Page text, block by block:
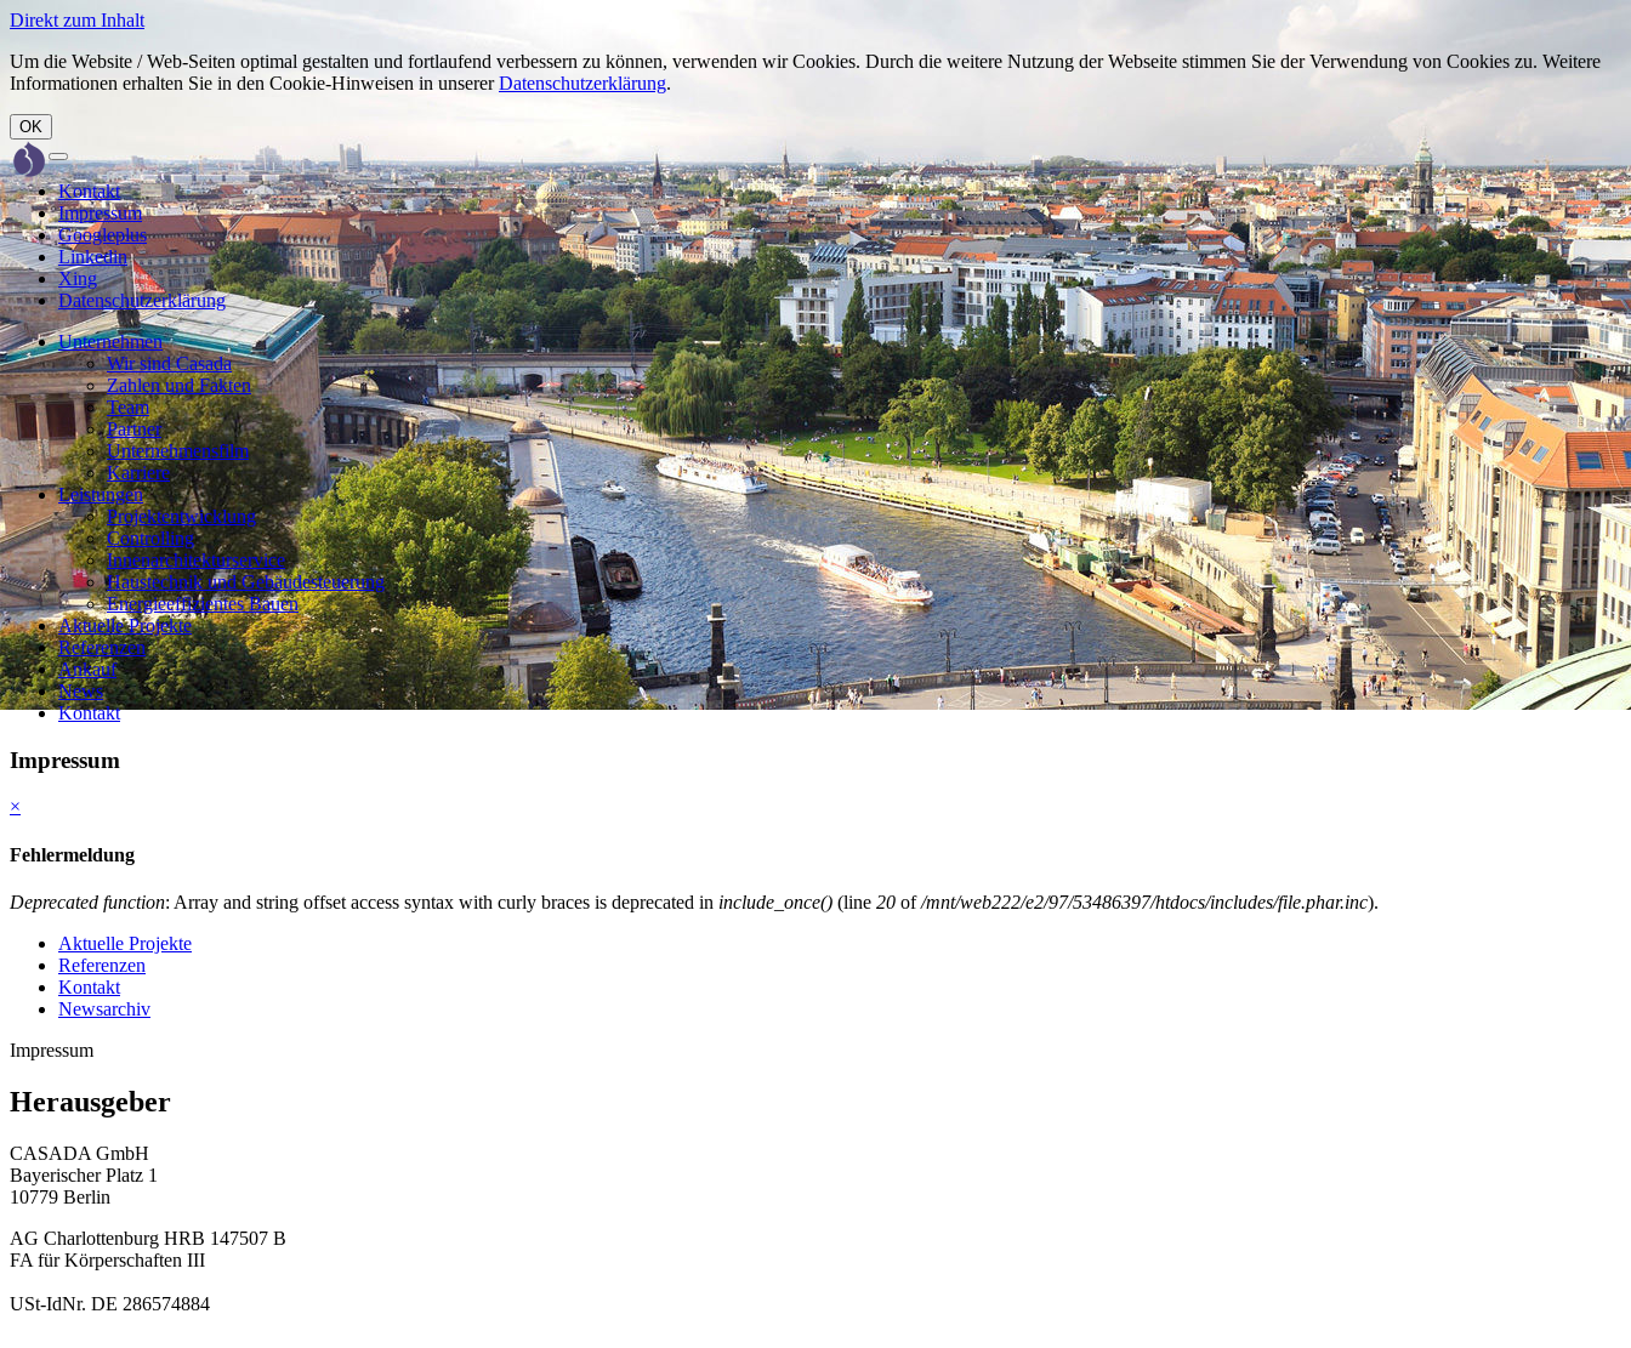
Direkt zum Inhalt
Um die Website / Web-Seiten optimal gestalten und fortlaufend verbessern zu können, verwenden wir Cookies. Durch die weitere Nutzung der Webseite stimmen Sie der Verwendung von Cookies zu. Weitere
Informationen erhalten Sie in den Cookie-Hinweisen in unsererDatenschutzerklärung.
OK
Toggle
navigation
Kontakt
Impressum
Googleplus
Linkedin
Xing
Datenschutzerklärung
Unternehmen
Wir sind Casada
Zahlen und Fakten
Team
Partner
Unternehmensfilm
Karriere
Leistungen
Projektentwicklung
Controlling
Innenarchitekturservice
Haustechnik und Gebäudesteuerung
Energieeffizientes Bauen
Aktuelle Projekte
Referenzen
Ankauf
News
Kontakt
Impressum
×
Fehlermeldung
Deprecated function: Array and string offset access syntax with curly braces is deprecated in include_once() (line 20 of/mnt/web222/e2/97/53486397/htdocs/includes/file.phar.inc).
Aktuelle Projekte
Referenzen
Kontakt
Newsarchiv
Impressum
Herausgeber
CASADA GmbH
Bayerischer Platz 1
10779 Berlin
AG Charlottenburg HRB 147507 B
FA für Körperschaften III
USt-IdNr. DE 286574884